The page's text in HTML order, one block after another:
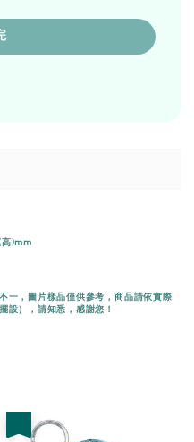
)mm
一，圖片樣品僅供參考，商品請依實際
設），請知悉，感謝您！